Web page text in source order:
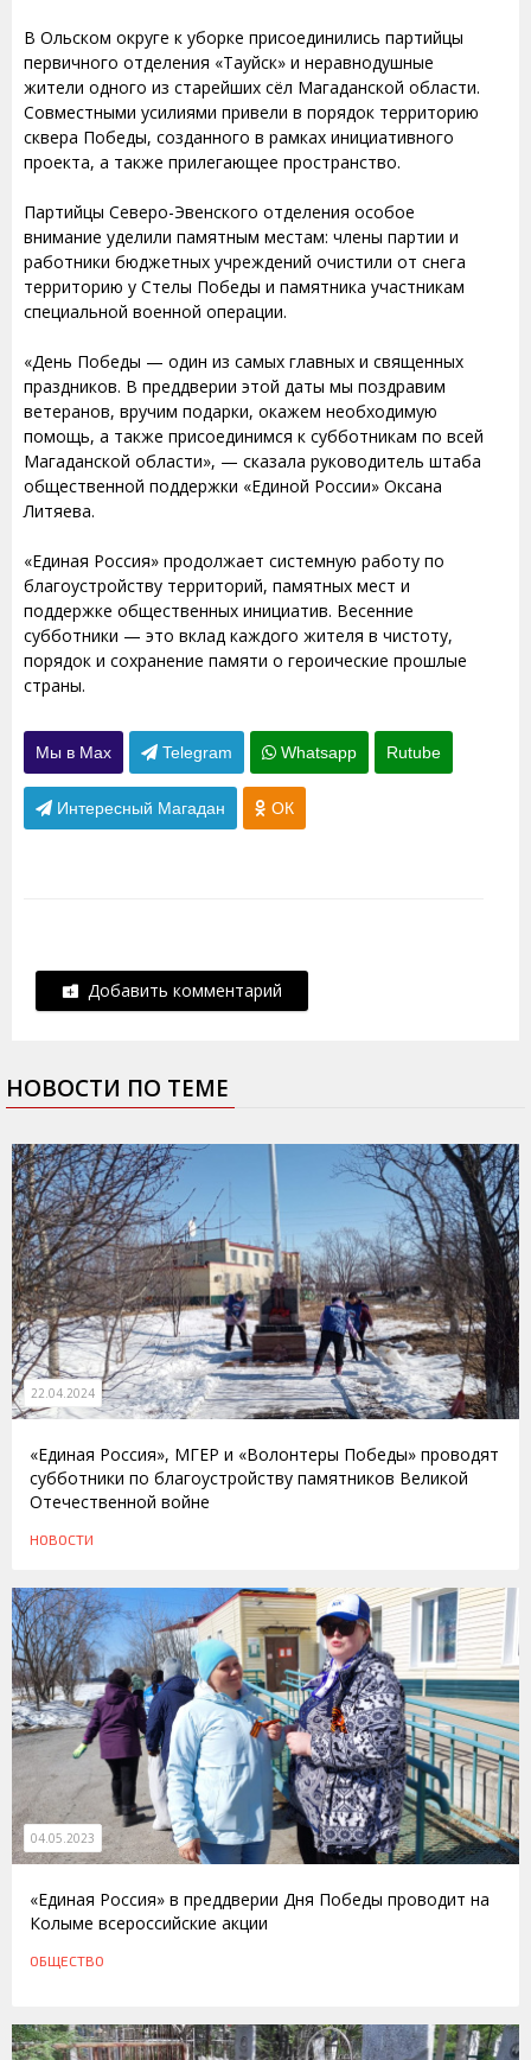
В Ольском округе к уборке присоединились партийцы
первичного отделения «Тауйск» и неравнодушные
жители одного из старейших сёл Магаданской области.
Совместными усилиями привели в порядок территорию
сквера Победы, созданного в рамках инициативного
проекта, а также прилегающее пространство.
Партийцы Северо-Эвенского отделения особое
внимание уделили памятным местам: члены партии и
работники бюджетных учреждений очистили от снега
территорию у Стелы Победы и памятника участникам
специальной военной операции.
«День Победы — один из самых главных и священных
праздников. В преддверии этой даты мы поздравим
ветеранов, вручим подарки, окажем необходимую
помощь, а также присоединимся к субботникам по всей
Магаданской области», — сказала руководитель штаба
общественной поддержки «Единой России» Оксана
Литяева.
«Единая Россия» продолжает системную работу по
благоустройству территорий, памятных мест и
поддержке общественных инициатив. Весенние
субботники — это вклад каждого жителя в чистоту,
порядок и сохранение памяти о героические прошлые
страны.
Мы в Max Telegram Whatsapp Rutube
Интересный Магадан ОК
Добавить комментарий
НОВОСТИ ПО ТЕМЕ
22.04.2024
«Единая Россия», МГЕР и «Волонтеры Победы» проводят
субботники по благоустройству памятников Великой
Отечественной войне
НОВОСТИ
04.05.2023
«Единая Россия» в преддверии Дня Победы проводит на
Колыме всероссийские акции
ОБЩЕСТВО